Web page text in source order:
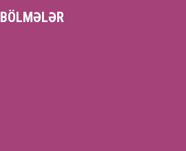
BÖLMƏLƏR